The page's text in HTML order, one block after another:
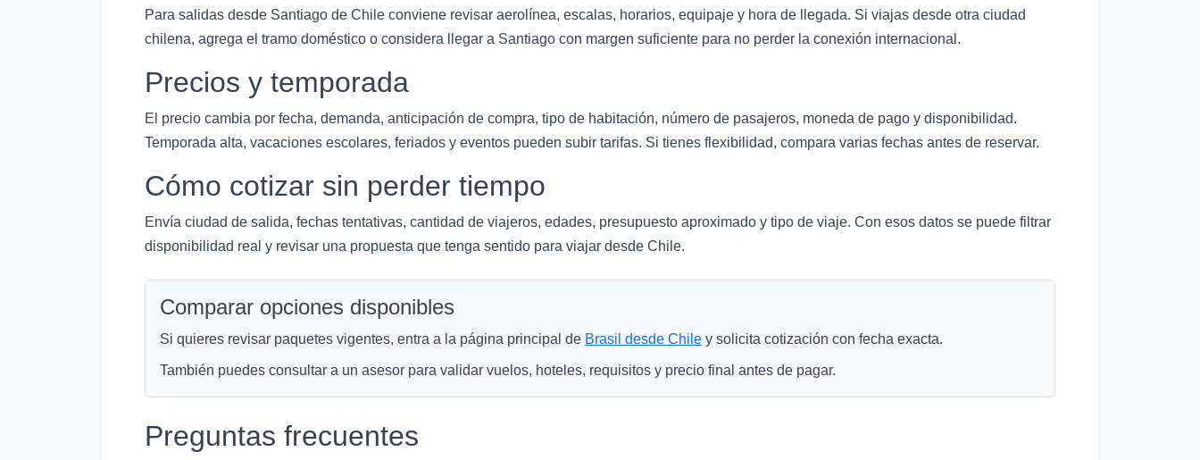
Para salidas desde Santiago de Chile conviene revisar aerolínea, escalas, horarios, equipaje y hora de llegada. Si viajas desde otra ciudad
chilena, agrega el tramo doméstico o considera llegar a Santiago con margen suficiente para no perder la conexión internacional.
Precios y temporada
El precio cambia por fecha, demanda, anticipación de compra, tipo de habitación, número de pasajeros, moneda de pago y disponibilidad.
Temporada alta, vacaciones escolares, feriados y eventos pueden subir tarifas. Si tienes flexibilidad, compara varias fechas antes de reservar.
Cómo cotizar sin perder tiempo
Envía ciudad de salida, fechas tentativas, cantidad de viajeros, edades, presupuesto aproximado y tipo de viaje. Con esos datos se puede filtrar
disponibilidad real y revisar una propuesta que tenga sentido para viajar desde Chile.
Comparar opciones disponibles
Si quieres revisar paquetes vigentes, entra a la página principal de Brasil desde Chile y solicita cotización con fecha exacta.
También puedes consultar a un asesor para validar vuelos, hoteles, requisitos y precio final antes de pagar.
Preguntas frecuentes